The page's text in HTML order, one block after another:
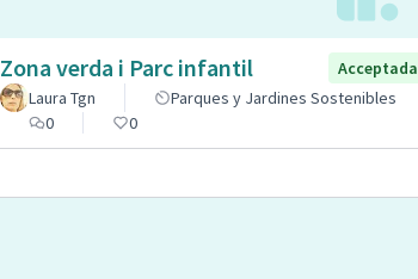
Zona verda i Parc infantil
Acceptada
Laura Tgn
Parques y Jardines Sostenibles
0
0